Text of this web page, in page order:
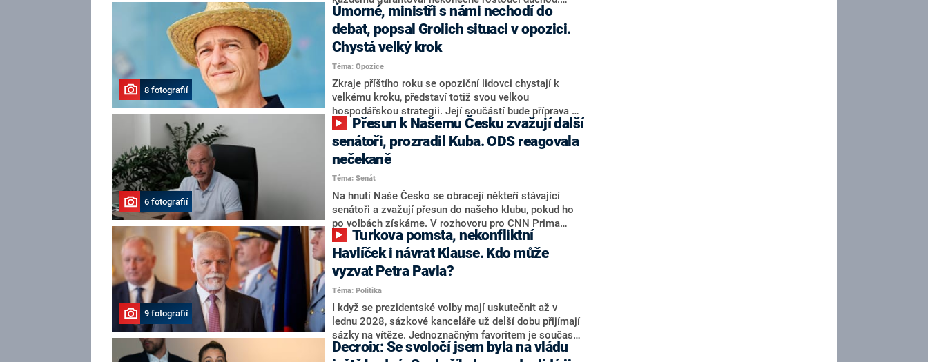
Chybí tu nový systém a my ho představíme,řekl
hejtman Jihočeského kraje a předseda hnutí Naše
Česko Martin Kuba v rozhovoru pro CNN Prima NEWS.
V čele státu pak podle něj nemůže být člověk, který by
střetem zájmů omezoval čerpání financí a rozvoj,
dodal. Řešení u Andreje Babiše ale hodnotit nechtěl.
8 fotografií
Úmorné, ministři s námi nechodí do
debat, popsal Grolich situaci v opozici.
Chystá velký krok
Téma: Opozice
Zkraje příštího roku se opoziční lidovci chystají k
velkému kroku, představí totiž svou velkou
hospodářskou strategii. Její součástí bude příprava na
stárnutí populace, řekl ve středu na setkání s novináři
nový předseda lidovců Jan Grolich. Ten zároveň v
senátních volbách kandiduje ve Vyškově. Popsal i
aktivitu opozice, o níž vládní strany nebo političtí
komentátoři mluví jako o slabé a v defenzivě. „Je to
úmorná práce upozorňovat na chyby vlády. Ministři s
námi navíc nechodí do debat. Chceme ale ukazovat
svoje témata,“ odpověděl Grolich na dotaz CNN Prima
NEWS.
6 fotografií
senátoři, prozradil Kuba. ODS reagovala
nečekaně
Téma: Senát
Na hnutí Naše Česko se obracejí někteří stávající
senátoři a zvažují přesun do našeho klubu, pokud ho
po volbách získáme. V rozhovoru pro CNN Prima
NEWS to řekl zakladatel hnutí a jihočeský hejtman
Martin Kuba. Konkrétní nebyl, ale získat by takto mohl
například senátora Zdeňka Hrabu, který je dnes
součástí klubu ODS a TOP 09. Hraba to na dotaz
redakce nevyloučil. Předseda klubu senátorů ODS
Zdeněk Nytra redakci řekl, že počítá s odchodem
některých senátorů z klubu a že Naše Česko není
nepřítel, ale soupeř.
9 fotografií
Havlíček i návrat Klause. Kdo může
vyzvat Petra Pavla?
Téma: Politika
I když se prezidentské volby mají uskutečnit až v
lednu 2028, sázkové kanceláře už delší dobu přijímají
sázky na vítěze. Jednoznačným favoritem je současná
hlava státu Petr Pavel. Daleko za ním pak bookmakeři
Decroix: Se svoločí jsem byla na vládu